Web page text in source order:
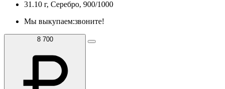
31.10 г, Серебро, 900/1000
Мы выкупаем:звоните!
8 700